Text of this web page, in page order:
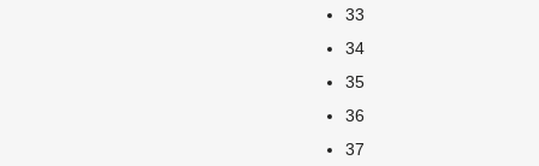
33
34
35
36
37